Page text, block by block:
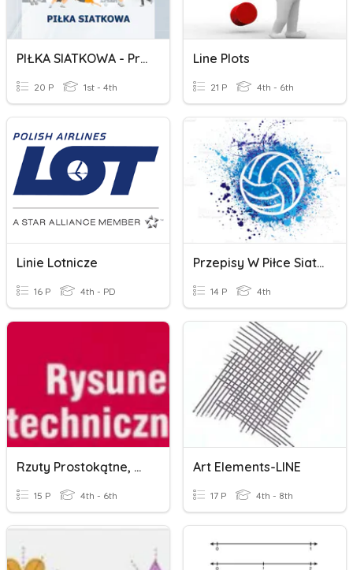
PIŁKA SIATKOWA - Przepisy Gry
20 P 1st - 4th
Line Plots
21 P 4th - 6th
Linie Lotnicze
16 P 4th - PD
Przepisy W Piłce Siatkowej
14 P 4th
Rzuty Prostokątne, Wymiarowanie
15 P 4th - 6th
Art Elements-LINE
17 P 4th - 8th